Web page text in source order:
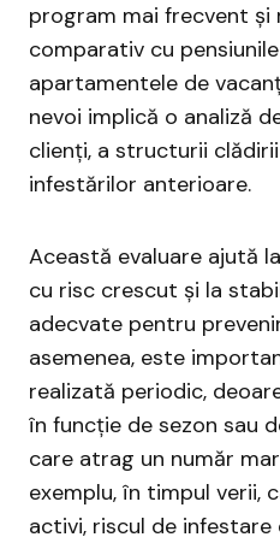
program mai frecvent și
comparativ cu
apartamentele de
nevoi implică o analiză
clienți, a structurii
infestărilor anterioare.
Această evaluare ajută
cu risc crescut și la
adecvate pentru
asemenea, este
realizată periodic,
în funcție de sezon sau
care atrag un număr
exemplu, în timpul verii,
activi, riscul de